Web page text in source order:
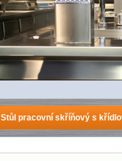
Stůl pracovní skříňový s